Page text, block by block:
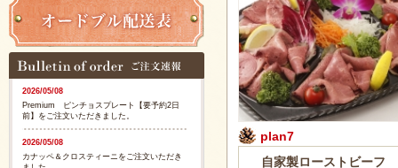
2026/05/08
Premium ピンチョスプレート【要予約2日
前】をご注文いただきました。
2026/05/08
カナッペ＆クロスティーニをご注文いただき
plan7
自家製ローストビーフ